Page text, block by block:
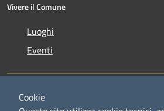
Vivere il Comune
Luoghi
Eventi
Cookie